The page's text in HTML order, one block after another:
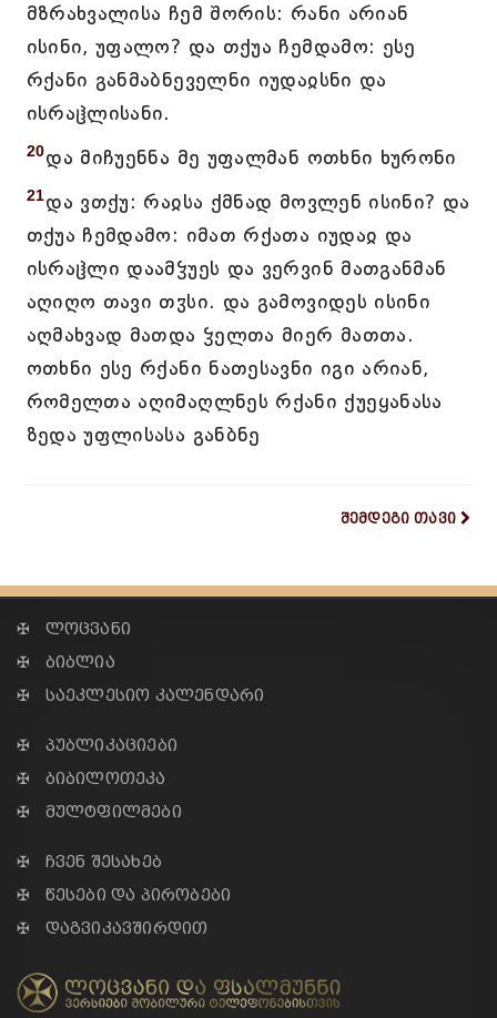
მზრახვალისა ჩემ შორის: რანი არიან
ისინი, უფალო? და თქუა ჩემდამო: ესე
რქანი განმაბნეველნი იუდაჲსნი და
ისრაჱლისანი.
20და მიჩუენნა მე უფალმან ოთხნი ხურონი
21და ვთქუ: რაჲსა ქმნად მოვლენ ისინი? და
თქუა ჩემდამო: იმათ რქათა იუდაჲ და
ისრაჱლი დაამჴუეს და ვერვინ მათგანმან
აღიღო თავი თჳსი. და გამოვიდეს ისინი
აღმახვად მათდა ჴელთა მიერ მათთა.
ოთხნი ესე რქანი ნათესავნი იგი არიან,
რომელთა აღიმაღლნეს რქანი ქუეყანასა
ზედა უფლისასა განბნე
შემდეგი თავი
✠ ლოცვანი
✠ ბიბლია
✠ საეკლესიო კალენდარი
✠ პუბლიკაციები
✠ ბიბილოთეკა
✠ მულტფილმები
✠ ჩვენ შესახებ
✠ წესები და პირობები
✠ დაგვიკავშირდით